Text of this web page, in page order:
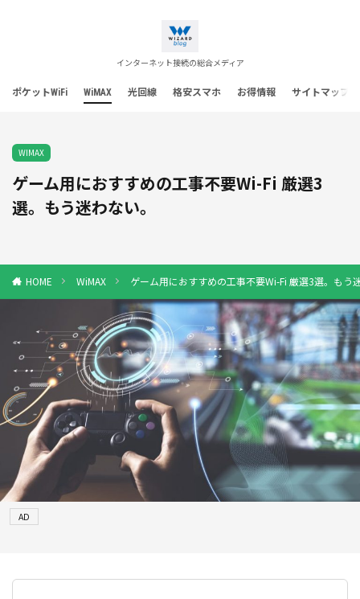
インターネット接続の総合メディア
ポケットWiFi WiMAX 光回線 格安スマホ お得情報 サイトマップ
WIMAX
ゲーム用におすすめの工事不要Wi-Fi 厳選3
選。もう迷わない。
HOME WiMAX ゲーム用におすすめの工事不要Wi-Fi 厳選3選。もう
AD